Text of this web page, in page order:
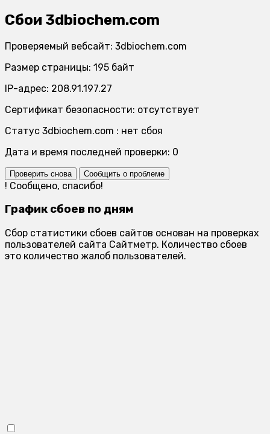
Сбои 3dbiochem.com
Проверяемый вебсайт: 3dbiochem.com
Размер страницы: 195 байт
IP-адрес: 208.91.197.27
Сертификат безопасности: отсутствует
Статус 3dbiochem.com : нет сбоя
Дата и время последней проверки: 0
Проверить снова Сообщить о проблеме
! Сообщено, спасибо!
График сбоев по дням
Сбор статистики сбоев сайтов основан на проверках
пользователей сайта Сайтметр. Количество сбоев
это количество жалоб пользователей.